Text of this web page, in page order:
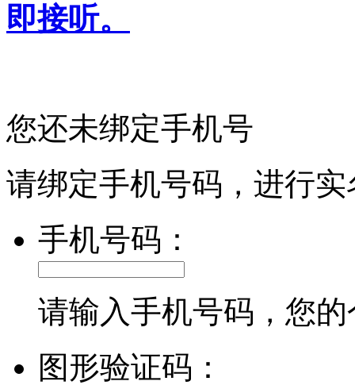
即接听。
您还未绑定手机号
请绑定手机号码，进行
手机号码：
请输入手机号码，您
图形验证码：